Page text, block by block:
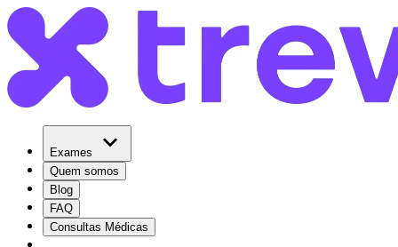
Exames
Quem somos
Blog
FAQ
Consultas Médicas